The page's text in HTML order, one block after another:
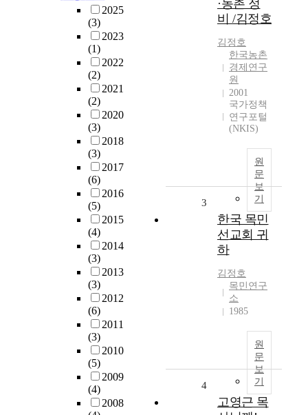
2025
(3)
2023
(1)
2022
(2)
2021
(2)
2020
(3)
2018
(3)
2017
(6)
2016
(5)
2015
(4)
2014
(3)
2013
(3)
2012
(6)
2011
(3)
2010
(5)
2009
(4)
2008
·농촌 정
비 /김정호
김정호
한국농촌
경제연구
원
2001
국가정책
연구포털
(NKIS)
원
문
보
기
3
한국 목민
선교회 귀
하
김정호
목민연구
소
1985
원
문
보
기
4
고영근 목